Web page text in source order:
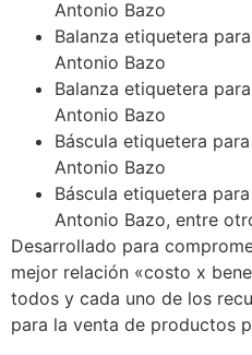
Antonio Bazo
Balanza etiquetera
Antonio Bazo
Balanza etiquetera
Antonio Bazo
Báscula etiquetera
Antonio Bazo
Báscula etiquetera
Antonio Bazo, entre
Desarrollado para
mejor relación «costo x
todos y cada uno de los
para la venta de productos